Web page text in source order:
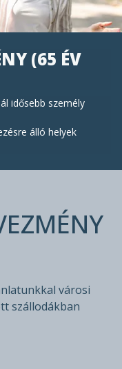
(65 ÉV
idősebb személy
álló helyek
városi
szállodákban